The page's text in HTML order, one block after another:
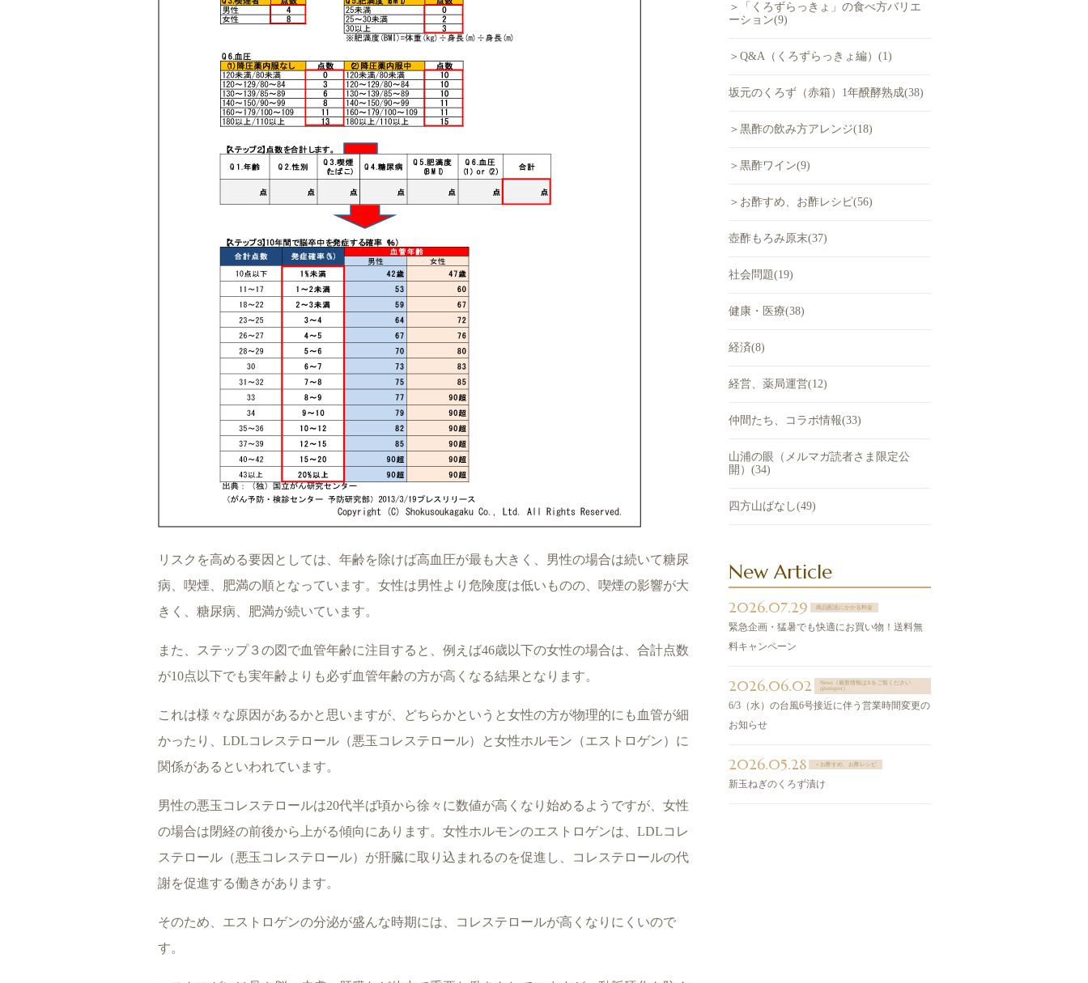
リスクを高める要因としては、年齢を除けば高血圧が最も大きく、男性の場合は続いて糖尿
病、喫煙、肥満の順となっています。女性は男性より危険度は低いものの、喫煙の影響が大
きく、糖尿病、肥満が続いています。
また、ステップ３の図で血管年齢に注目すると、例えば46歳以下の女性の場合は、合計点数
が10点以下でも実年齢よりも必ず血管年齢の方が高くなる結果となります。
これは様々な原因があるかと思いますが、どちらかというと女性の方が物理的にも血管が細
かったり、LDLコレステロール（悪玉コレステロール）と女性ホルモン（エストロゲン）に
関係があるといわれています。
男性の悪玉コレステロールは20代半ば頃から徐々に数値が高くなり始めるようですが、女性
の場合は閉経の前後から上がる傾向にあります。女性ホルモンのエストロゲンは、LDLコレ
ステロール（悪玉コレステロール）が肝臓に取り込まれるのを促進し、コレステロールの代
謝を促進する働きがあります。
そのため、エストロゲンの分泌が盛んな時期には、コレステロールが高くなりにくいので
す。
＞「くろずらっきょ」の食べ方バリエ
ーション(9)
＞Q&A（くろずらっきょ編）(1)
坂元のくろず（赤箱）1年醗酵熟成(38)
＞黒酢の飲み方アレンジ(18)
＞黒酢ワイン(9)
＞お酢すめ、お酢レシピ(56)
壺酢もろみ原末(37)
社会問題(19)
健康・医療(38)
経済(8)
経営、薬局運営(12)
仲間たち、コラボ情報(33)
山浦の眼（メルマガ読者さま限定公
開）(34)
四方山ばなし(49)
New Article
2026.07.29 商品配送にかかる料金
緊急企画・猛暑でも快適にお買い物！送料無
料キャンペーン
2026.06.02
News（最新情報はXをご覧ください
@sntspot）
6/3（水）の台風6号接近に伴う営業時間変更の
お知らせ
2026.05.28 ＞お酢すめ、お酢レシピ
新玉ねぎのくろず漬け